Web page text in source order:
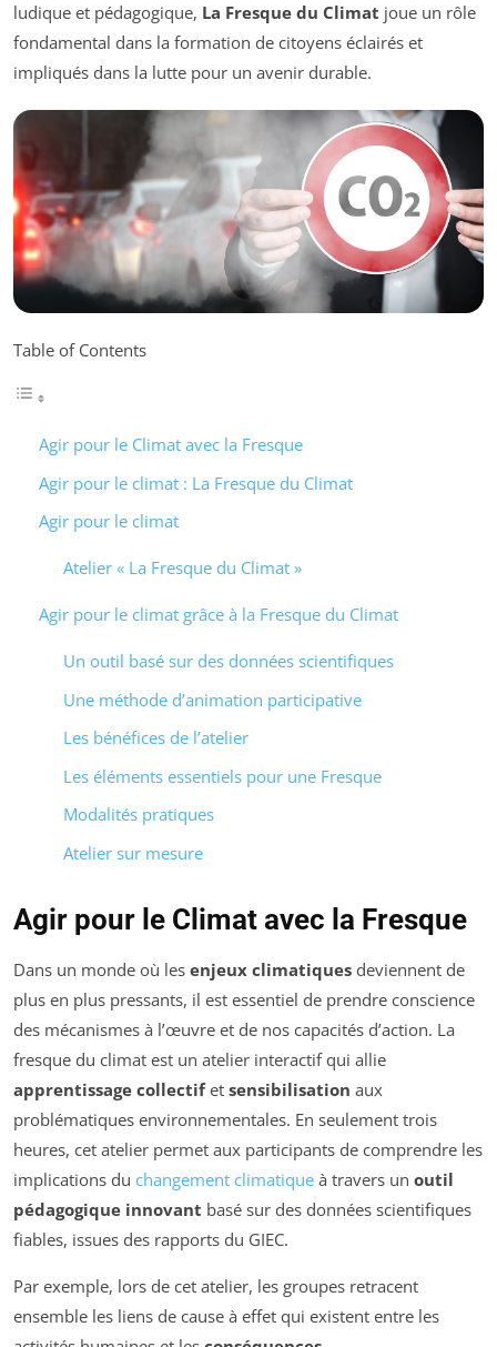
ludique et pédagogique, La Fresque du Climat joue un rôle
fondamental dans la formation de citoyens éclairés et
impliqués dans la lutte pour un avenir durable.
Table of Contents
Agir pour le Climat avec la Fresque
Agir pour le climat : La Fresque du Climat
Agir pour le climat
Atelier « La Fresque du Climat »
Agir pour le climat grâce à la Fresque du Climat
Un outil basé sur des données scientifiques
Une méthode d’animation participative
Les bénéfices de l’atelier
Les éléments essentiels pour une Fresque
Modalités pratiques
Atelier sur mesure
Agir pour le Climat avec la Fresque
Dans un monde où les enjeux climatiques deviennent de
plus en plus pressants, il est essentiel de prendre conscience
des mécanismes à l’œuvre et de nos capacités d’action. La
fresque du climat est un atelier interactif qui allie
apprentissage collectifet sensibilisation aux
problématiques environnementales. En seulement trois
heures, cet atelier permet aux participants de comprendre les
implications du changement climatique à travers un outil
pédagogique innovant basé sur des données scientifiques
fiables, issues des rapports du GIEC.
Par exemple, lors de cet atelier, les groupes retracent
ensemble les liens de cause à effet qui existent entre les